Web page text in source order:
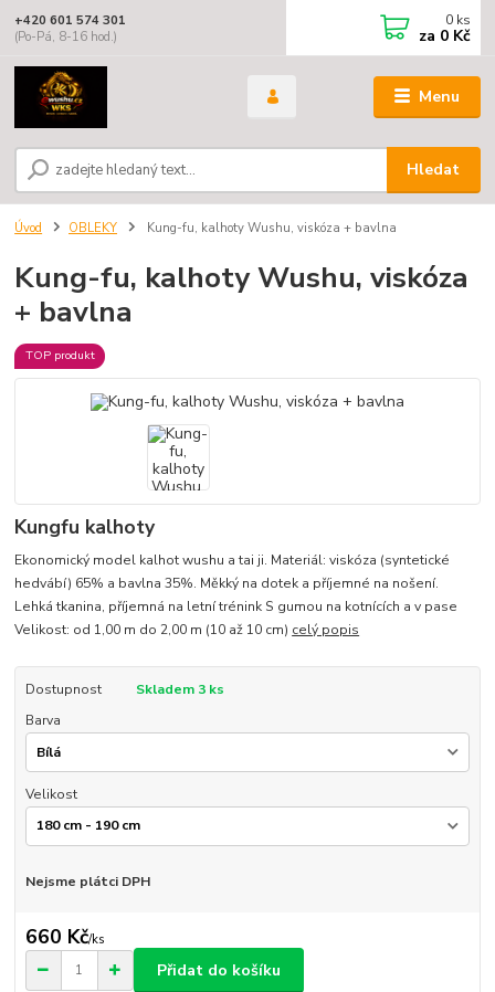
Menu
Hledat
+420 601 574 301
(Po-Pá, 8-16 hod.)
0 ks
za 0 Kč
Úvod OBLEKY Kung-fu, kalhoty Wushu, viskóza + bavlna
Kung-fu, kalhoty Wushu, viskóza
+ bavlna
TOP produkt
Kungfu kalhoty
Ekonomický model kalhot wushu a tai ji. Materiál: viskóza (syntetické
hedvábí) 65% a bavlna 35%. Měkký na dotek a příjemné na nošení.
Lehká tkanina, příjemná na letní trénink S gumou na kotnících a v pase
Velikost: od 1,00 m do 2,00 m (10 až 10 cm) celý popis
Dostupnost
Skladem 3 ks
Barva
Velikost
Nejsme plátci DPH
660 Kč/ks
Přidat do košíku